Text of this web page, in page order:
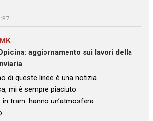
su
aggiornamento sui lavori della
di queste linee è una notizia
mi è sempre piaciuto
in tram: hanno un’atmosfera